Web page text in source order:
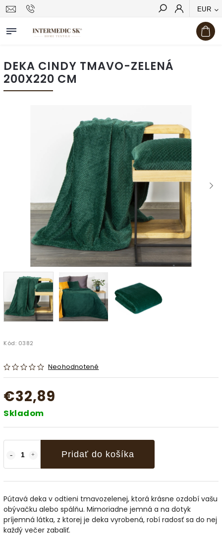
EUR
Hľadať
DEKA CINDY TMAVO-ZELENÁ
200X220 CM
Kód: 0382
Neohodnotené
€32,89
Skladom
Pridať do košíka
Pútavá deka v odtieni tmavozelenej, ktorá krásne ozdobí vašu
obývačku alebo spálňu. Mimoriadne jemná a na dotyk
príjemná látka, z ktorej je deka vyrobená, robí radosť sa do nej
každý večer zabaliť.